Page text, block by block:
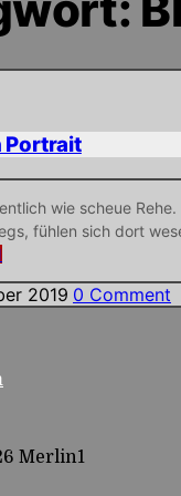
Portrait
wie scheue
fühlen sich dort
2019 0 Comment
Merlin1